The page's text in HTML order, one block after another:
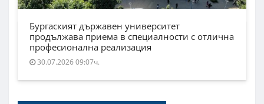
Бургаският държавен университет
продължава приема в специалности с отлична
професионална реализация
30.07.2026 09:07ч.